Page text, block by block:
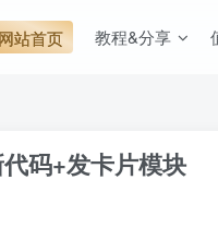
网站首页 教程&分享
代码+发卡片模块